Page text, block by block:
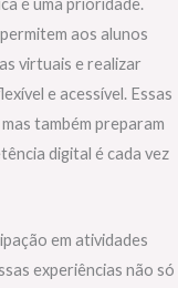
é uma prioridade.
aos alunos
virtuais e realizar
e acessível. Essas
também preparam
digital é cada vez
em atividades
experiências não só